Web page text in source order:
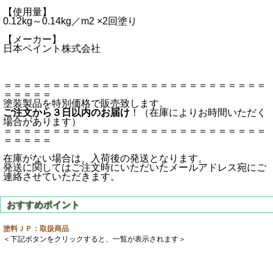
【使用量】
0.12kg～0.14kg／m2 ×2回塗り
【メーカー】
日本ペイント株式会社
＝＝＝＝＝＝＝＝＝＝＝＝＝＝＝＝＝＝＝＝＝＝＝＝＝＝＝
＝＝＝＝＝
塗装製品を特別価格で販売致します。
ご注文から３日以内のお届け ！（在庫によりお時間いただく
場合があります）
＝＝＝＝＝＝＝＝＝＝＝＝＝＝＝＝＝＝＝＝＝＝＝＝＝＝＝
＝＝＝＝＝
在庫がない場合は、入荷後の発送となります。
発送に関してはご注文時にいただいたメールアドレス宛にご
連絡させていただきます。
塗料ＪＰ：取扱商品
＜下記ボタンをクリックすると、一覧が表示されます＞